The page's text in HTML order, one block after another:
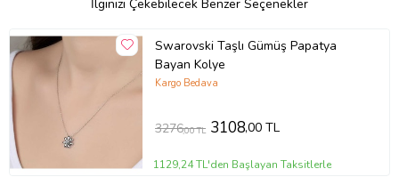
İlginizi Çekebilecek Benzer Seçenekler
Swarovski Taşlı Gümüş Papatya
Bayan Kolye
Kargo Bedava
3276,00 TL 3108,00 TL
1129,24 TL'den Başlayan Taksitlerle